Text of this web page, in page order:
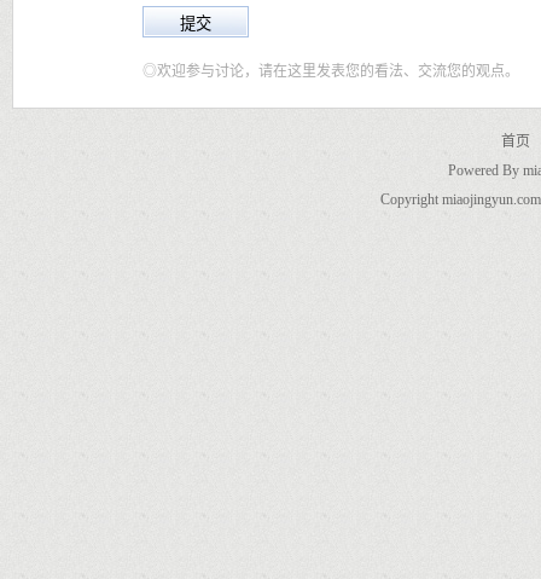
◎欢迎参与讨论，请在这里发表您的看法、交流您的观点。
首页
Powered By
Copyright